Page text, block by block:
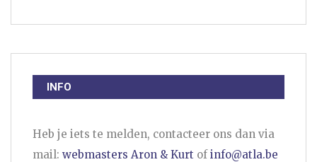
INFO
Heb je iets te melden, contacteer ons dan via
mail: webmasters Aron & Kurt ofinfo@atla.be